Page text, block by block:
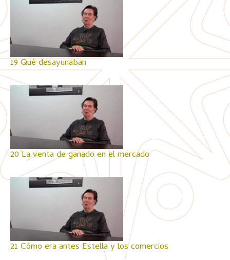
19 Qué desayunaban
20 La venta de ganado en el mercado
21 Cómo era antes Estella y los comercios